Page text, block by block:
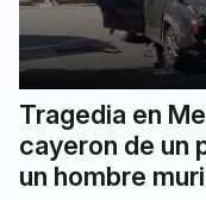
Tragedia en
cayeron de un
un hombre